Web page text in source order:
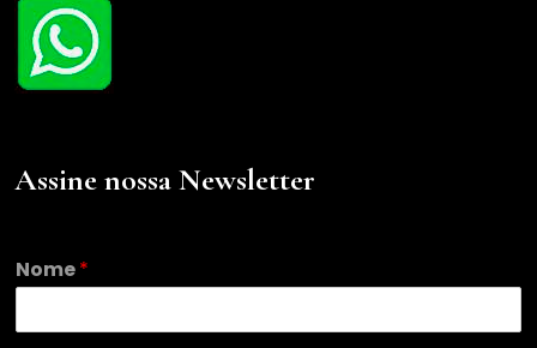
Assine nossa Newsletter
Nome*